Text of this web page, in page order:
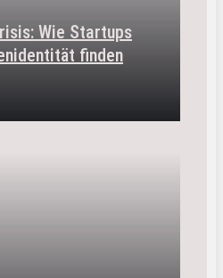
Wie Startups
finden